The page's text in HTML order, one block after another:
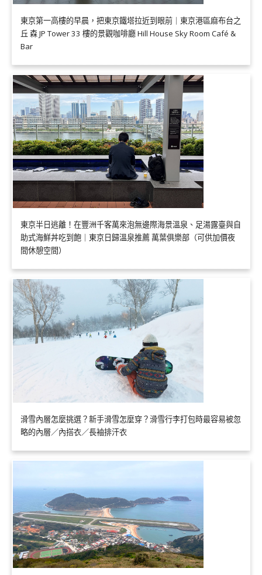
東京第一高樓的早晨，把東京鐵塔拉近到眼前｜東京港區麻布台之
丘 森 JP Tower 33 樓的景觀咖啡廳 Hill House Sky Room Café &
Bar
東京半日逃離！在豐洲千客萬來泡無邊際海景溫泉、足湯露臺與自
助式海鮮丼吃到飽｜東京日歸溫泉推薦 萬葉俱樂部（可供加價夜
間休憩空間）
滑雪內層怎麼挑選？新手滑雪怎麼穿？滑雪行李打包時最容易被忽
略的內層／內搭衣／長袖排汗衣